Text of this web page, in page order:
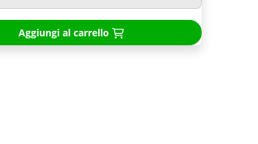
Aggiungi al carrello